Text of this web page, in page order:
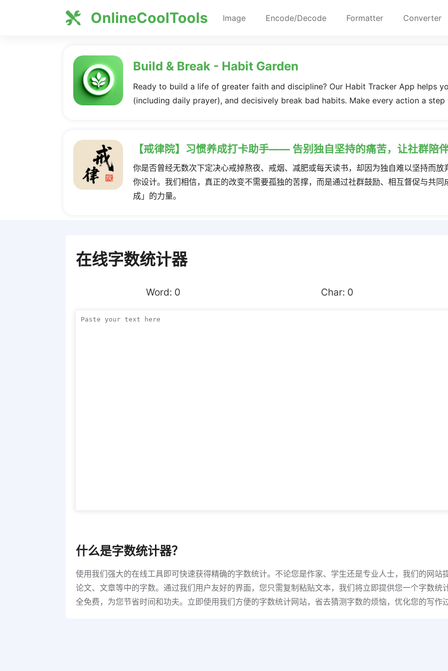
OnlineCoolTools Image Encode/Decode Formatter Converter
Build & Break - Habit Garden
Ready to build a life of greater faith and discipline? Our Habit Tracker App helps
(including daily prayer), and decisively break bad habits. Make every action a
【戒律院】习惯养成打卡助手—— 告别独自坚持的痛苦，让社群陪
你是否曾经无数次下定决心戒掉熬夜、戒烟、减肥或每天读书，却因为独自难以坚持而
你设计。我们相信，真正的改变不需要孤独的苦撑，而是通过社群鼓励、相互督促与共
成」的力量。
在线字数统计器
Word: 0 Char: 0
什么是字数统计器？
使用我们强大的在线工具即可快速获得精确的字数统计。不论您是作家、学生还是专业人士，我们的网站
论文、文章等中的字数。通过我们用户友好的界面，您只需复制粘贴文本，我们将立即提供您一个字数统
全免费，为您节省时间和功夫。立即使用我们方便的字数统计网站，省去猜测字数的烦恼，优化您的写作过